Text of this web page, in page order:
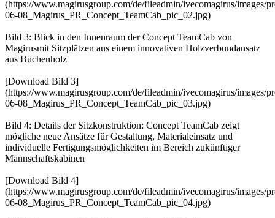
(https://www.magirusgroup.com/de/fileadmin/ivecomagirus/images/
06-08_Magirus_PR_Concept_TeamCab_pic_02.jpg)
Bild 3: Blick in den Innenraum der Concept TeamCab von
Magirusmit Sitzplätzen aus einem innovativen Holzverbundansatz
aus Buchenholz
[Download Bild 3]
(https://www.magirusgroup.com/de/fileadmin/ivecomagirus/images/
06-08_Magirus_PR_Concept_TeamCab_pic_03.jpg)
Bild 4: Details der Sitzkonstruktion: Concept TeamCab zeigt
mögliche neue Ansätze für Gestaltung, Materialeinsatz und
individuelle Fertigungsmöglichkeiten im Bereich zukünftiger
Mannschaftskabinen
[Download Bild 4]
(https://www.magirusgroup.com/de/fileadmin/ivecomagirus/images/
06-08_Magirus_PR_Concept_TeamCab_pic_04.jpg)